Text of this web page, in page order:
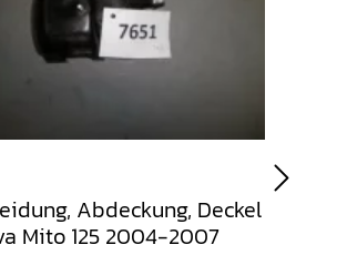
Abdeckung, Deckel
Cagiva Mito 125 2004-2007